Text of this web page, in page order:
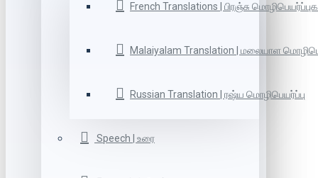
French Translations | பிரஞ்சு
Malaiyalam Translation | மலையாள
Russian Translation | ரஷ்ய மொழிபெயர்ப்பு
Speech | உரை